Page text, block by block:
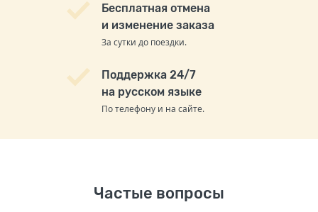
Бесплатная отмена
и изменение заказа
За сутки до поездки.
Поддержка 24/7
на русском языке
По телефону и на сайте.
Частые вопросы